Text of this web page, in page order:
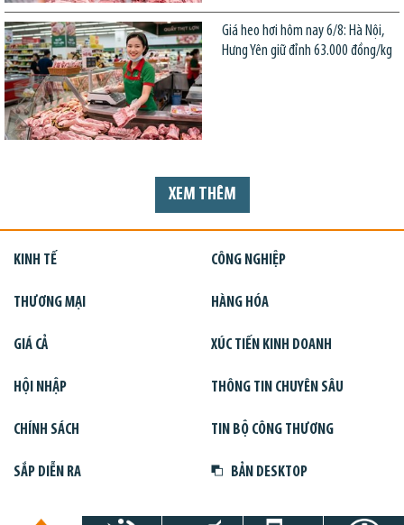
Giá heo hơi hôm nay 6/8: Hà Nội,
Hưng Yên giữ đỉnh 63.000 đồng/kg
XEM THÊM
KINH TẾ CÔNG NGHIỆP
THƯƠNG MẠI HÀNG HÓA
GIÁ CẢ XÚC TIẾN KINH DOANH
HỘI NHẬP THÔNG TIN CHUYÊN SÂU
CHÍNH SÁCH TIN BỘ CÔNG THƯƠNG
SẮP DIỄN RA BẢN DESKTOP